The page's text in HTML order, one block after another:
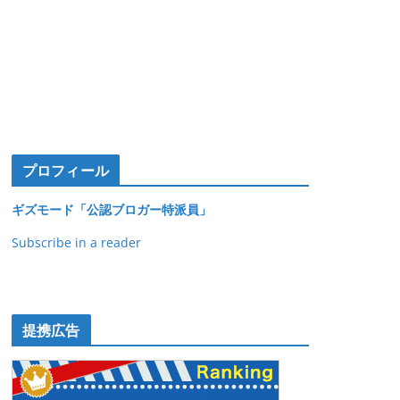
プロフィール
ギズモード「公認ブロガー特派員」
Subscribe in a reader
提携広告